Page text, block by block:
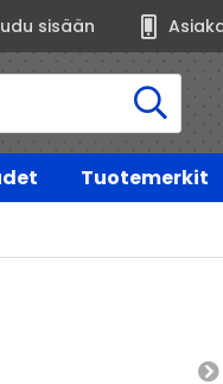
sisään
Tuotemerkit